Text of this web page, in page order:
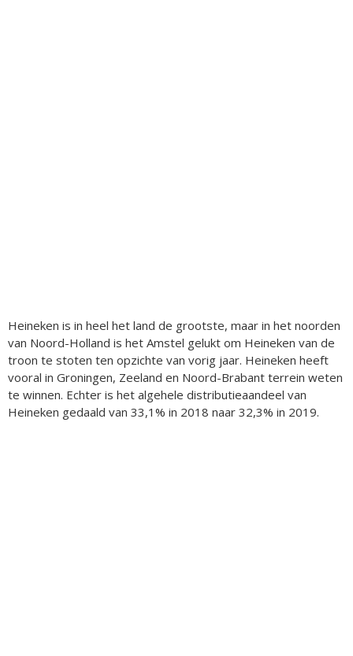
Heineken is in heel het land de grootste, maar in het noorden
van Noord-Holland is het Amstel gelukt om Heineken van de
troon te stoten ten opzichte van vorig jaar. Heineken heeft
vooral in Groningen, Zeeland en Noord-Brabant terrein weten
te winnen. Echter is het algehele distributieaandeel van
Heineken gedaald van 33,1% in 2018 naar 32,3% in 2019.